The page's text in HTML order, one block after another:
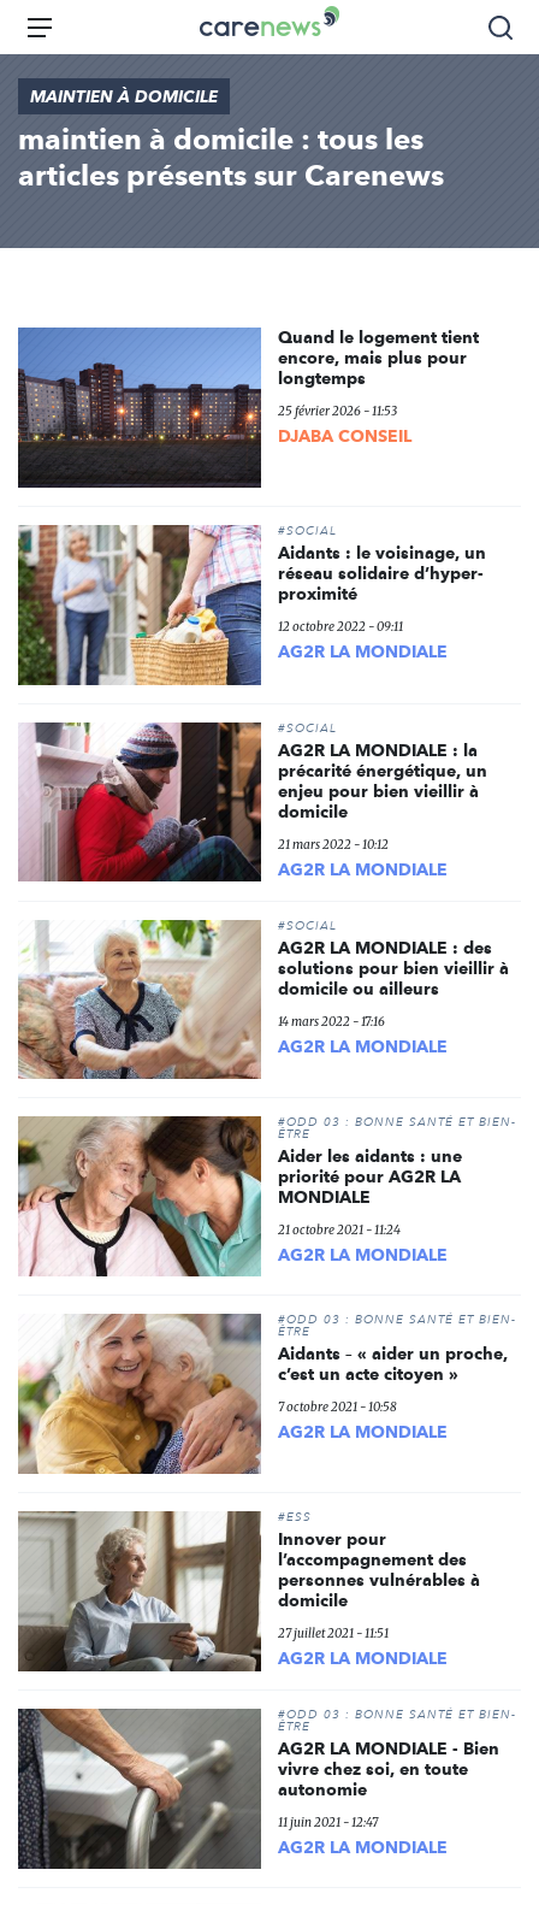
Aller
principal
Carenews,
Le
média
des
acteurs
l'engagement
Menu
MAINTIEN À DOMICILE
maintien à domicile : tous les
articles présents sur Carenews
Quand le logement tient
encore, mais plus pour
longtemps
25 février 2026 - 11:53
DJABA CONSEIL
#SOCIAL
Aidants : le voisinage, un
réseau solidaire d’hyper-
proximité
12 octobre 2022 - 09:11
AG2R LA MONDIALE
#SOCIAL
AG2R LA MONDIALE : la
précarité énergétique, un
enjeu pour bien vieillir à
domicile
21 mars 2022 - 10:12
AG2R LA MONDIALE
#SOCIAL
AG2R LA MONDIALE : des
solutions pour bien vieillir à
domicile ou ailleurs
14 mars 2022 - 17:16
AG2R LA MONDIALE
#ODD 03 : BONNE SANTÉ ET BIEN-
ÊTRE
Aider les aidants : une
priorité pour AG2R LA
MONDIALE
21 octobre 2021 - 11:24
AG2R LA MONDIALE
#ODD 03 : BONNE SANTÉ ET BIEN-
ÊTRE
Aidants – « aider un proche,
c’est un acte citoyen »
7 octobre 2021 - 10:58
AG2R LA MONDIALE
#ESS
Innover pour
l’accompagnement des
personnes vulnérables à
domicile
27 juillet 2021 - 11:51
AG2R LA MONDIALE
#ODD 03 : BONNE SANTÉ ET BIEN-
ÊTRE
AG2R LA MONDIALE - Bien
vivre chez soi, en toute
autonomie
11 juin 2021 - 12:47
AG2R LA MONDIALE